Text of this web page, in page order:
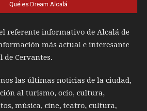
Qué es Dream Alcalá
referente informativo de Alcalá de
más actual e interesante
de Cervantes.
las últimas noticias de la ciudad,
al turismo, ocio, cultura,
música, cine, teatro, cultura,